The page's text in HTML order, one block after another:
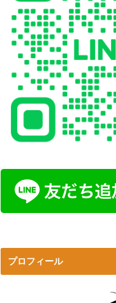
プロフィール